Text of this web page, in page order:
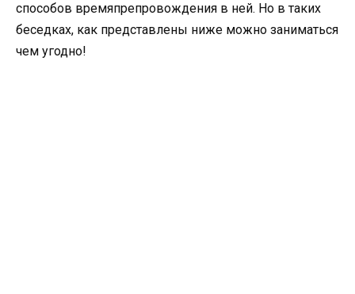
способов времяпрепровождения в ней. Но в таких
беседках, как представлены ниже можно заниматься
чем угодно!